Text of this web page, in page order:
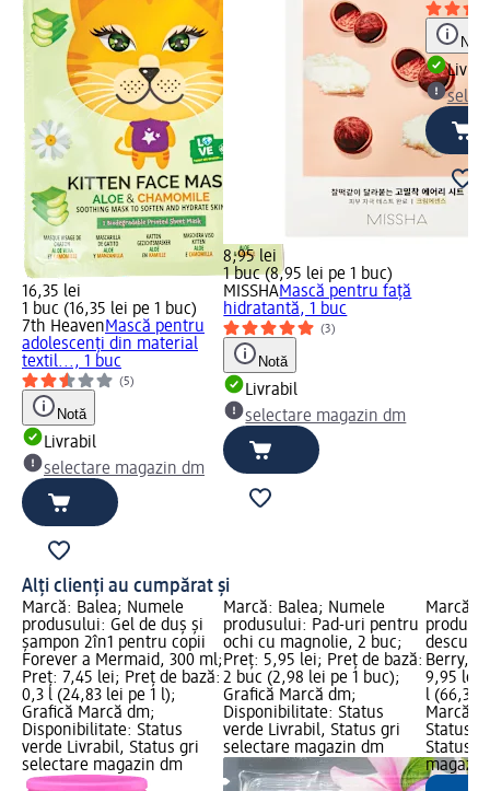
16,35 lei
1 buc (16,35 lei pe 1 buc)
7th HeavenMască pentru
adolescenți din material
textil..., 1 buc
(5)
Notă
Livrabil
selectare magazin dm
8,95 lei
1 buc (8,95 lei pe 1 buc)
MISSHAMască pentru față
hidratantă, 1 buc
(3)
Notă
Livrabil
selectare magazin dm
Notă
Alți clienți au cumpărat și
Marcă: Balea; Numele
produsului: Gel de duș și
șampon 2în1 pentru copii
Forever a Mermaid, 300 ml;
Preț: 7,45 lei; Preț de bază:
0,3 l (24,83 lei pe 1 l);
Grafică Marcă dm;
Disponibilitate: Status
verde Livrabil, Status gri
selectare magazin dm
Marcă: Balea; Numele
produsului: Pad-uri pentru
ochi cu magnolie, 2 buc;
Preț: 5,95 lei; Preț de bază:
2 buc (2,98 lei pe 1 buc);
Grafică Marcă dm;
Disponibilitate: Status
verde Livrabil, Status gri
selectare magazin dm
Marcă:
Berry,
9,95 lei;
l (66,33
Marcă
Status
Status